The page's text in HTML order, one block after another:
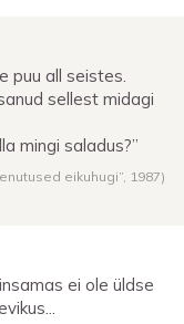
puu all seistes.
sellest midagi
mingi saladus?”
eikuhugi”, 1987)
ei ole üldse